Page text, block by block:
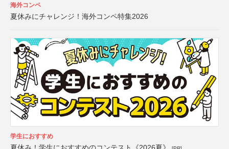
海外コンペ
夏休みにチャレンジ！海外コンペ特集2026
学生におすすめ
夏休み！学生におすすめのコンテスト《2026夏》